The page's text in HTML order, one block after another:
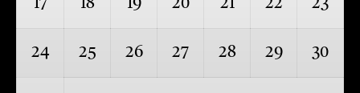
17 18 19 20 21 22 23
24 25 26 27 28 29 30